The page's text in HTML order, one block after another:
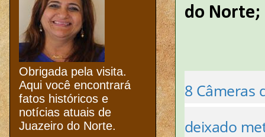
do Norte;
8 Câmeras
deixado
Obrigada pela visita.
Aqui você encontrará
fatos históricos e
notícias atuais de
Juazeiro do Norte.